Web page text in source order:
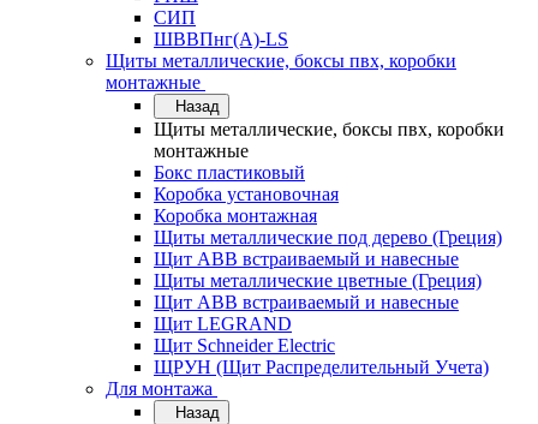
СИП
ШВВПнг(А)-LS
Щиты металлические, боксы пвх, коробки
монтажные
Назад
Щиты металлические, боксы пвх, коробки
монтажные
Бокс пластиковый
Коробка установочная
Коробка монтажная
Щиты металлические под дерево (Греция)
Щит ABB встраиваемый и навесные
Щиты металлические цветные (Греция)
Щит ABB встраиваемый и навесные
Щит LEGRAND
Щит Schneider Electric
ЩРУН (Щит Распределительный Учета)
Для монтажа
Назад